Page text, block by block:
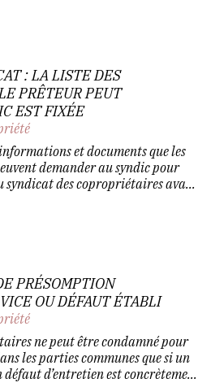
: LA LISTE DES
PRÊTEUR PEUT
EST FIXÉE
et documents que les
demander au syndic pour
des copropriétaires ava...
PRÉSOMPTION
OU DÉFAUT ÉTABLI
ne peut être condamné pour
les parties communes que si un
d’entretien est concrèteme...